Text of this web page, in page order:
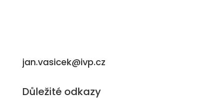
jan.vasicek@ivp.cz
Důležité odkazy